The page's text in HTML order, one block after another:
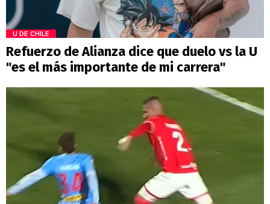
U DE CHILE
Refuerzo de Alianza dice que duelo vs la U
"es el más importante de mi carrera"